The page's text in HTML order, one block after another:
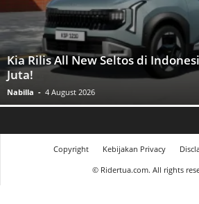
Kia Rilis All New Seltos di
Juta!
Nabilla - 4 August 2026
Copyright Kebijakan Privacy
© Ridertua.com. All rights